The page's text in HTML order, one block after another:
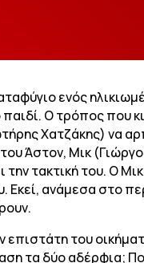
ενός
Ο τρόπος που
Χατζάκης) να
Άστον, Μικ
τακτική του. Ο
ανάμεσα στο
επιστάτη του
τα δύο αδέρφια;